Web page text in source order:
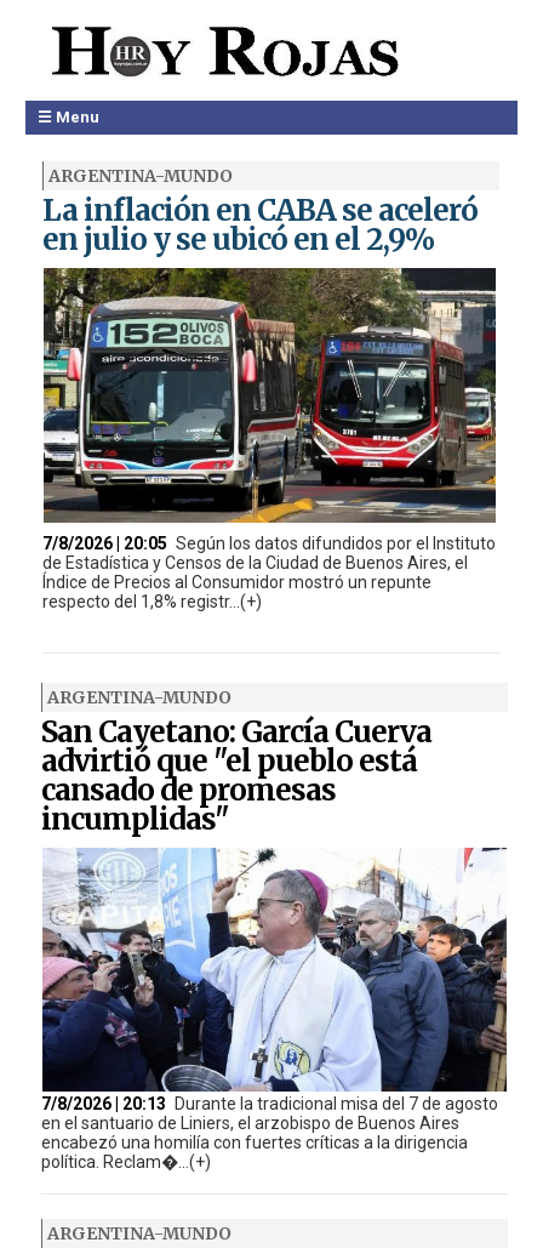
☰ Menu
ARGENTINA-MUNDO
La inflación en CABA se aceleró
en julio y se ubicó en el 2,9%
7/8/2026 | 20:05 Según los datos difundidos por el Instituto
de Estadística y Censos de la Ciudad de Buenos Aires, el
Índice de Precios al Consumidor mostró un repunte
respecto del 1,8% registr...(+)
ARGENTINA-MUNDO
San Cayetano: García Cuerva
advirtió que "el pueblo está
cansado de promesas
incumplidas"
7/8/2026 | 20:13
Durante la tradicional misa del 7 de agosto
en el santuario de Liniers, el arzobispo de Buenos Aires
encabezó una homilía con fuertes críticas a la dirigencia
política. Reclam�...(+)
ARGENTINA-MUNDO